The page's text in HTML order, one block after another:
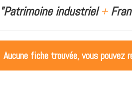
"Patrimoine industriel+
Aucune fiche trouvée, vous